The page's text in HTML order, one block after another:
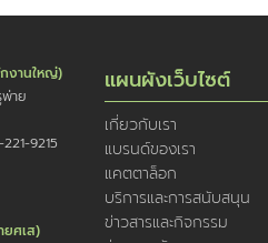
งานใหญ่)
าย
9215
ยศเส)
แผนผังเว็บไซต์
เกี่ยวกับเรา
แบรนด์ของเรา
แคตตาล็อก
บริการและการสนับสนุน
ข่าวสารและกิจกรรม